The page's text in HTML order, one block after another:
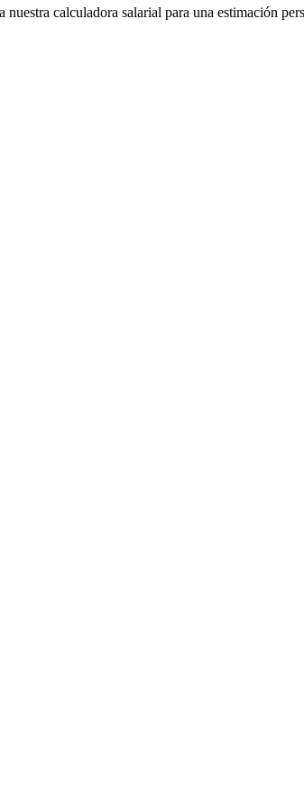
calculadora salarial para una estimación